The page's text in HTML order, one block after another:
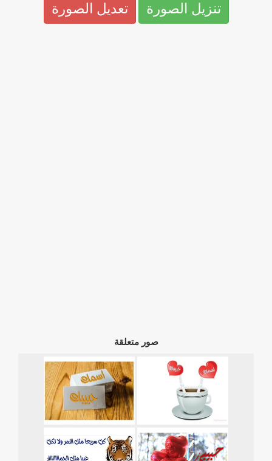
تعديل الصورة تنزيل الصورة
صور متعلقة